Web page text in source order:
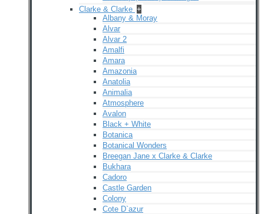
Clarke & Clarke +
Albany & Moray
Alvar
Alvar 2
Amalfi
Amara
Amazonia
Anatolia
Animalia
Atmosphere
Avalon
Black + White
Botanica
Botanical Wonders
Breegan Jane x Clarke & Clarke
Bukhara
Cadoro
Castle Garden
Colony
Cote D`azur